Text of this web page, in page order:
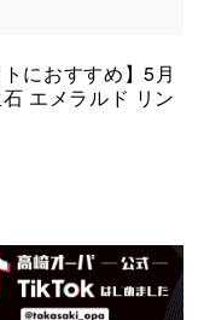
トにおすすめ】5月
エメラルド リン